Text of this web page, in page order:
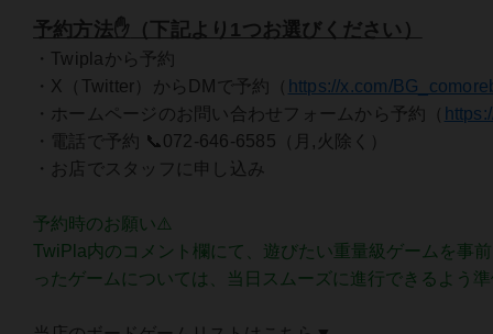
予約方法✋ （下記より1つお選びください）
・Twiplaから予約
・X（Twitter）からDMで予約（ https://x.com/
・ホームページのお問い合わせフォームから予約（
・電話で予約 📞072-646-6585（月,火除く）
・お店でスタッフに申し込み
予約時のお願い⚠️
TwiPla内のコメント欄にて、遊びたい重量級ゲームを事
ったゲームについては、当日スムーズに進行できるよう